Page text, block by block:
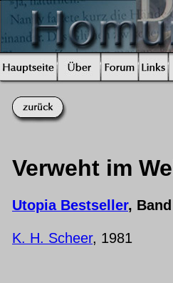
Verweht im
Utopia Bestseller,
K. H. Scheer, 1981